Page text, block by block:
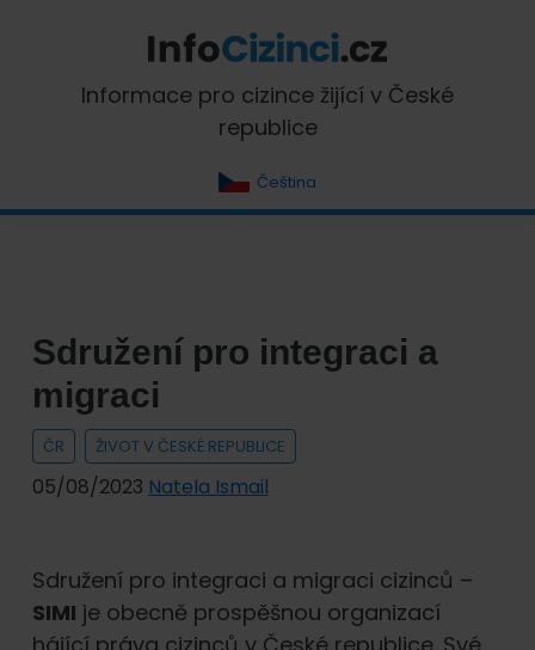
primary
navigation
content
primaryInfoCizinci.cz
Informace pro cizince žijící v České
republice
Čeština
Sdružení pro integraci a
migraci
ČR ŽIVOT V ČESKÉ REPUBLICE
05/08/2023 Natela Ismail
Sdružení pro integraci a migraci cizinců –
SIMI je obecně prospěšnou organizací